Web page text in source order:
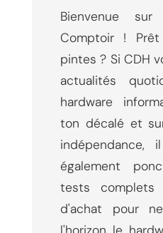
Bienvenue
Comptoir !
pintes ? Si CDH
actualités
hardware
ton décalé et
indépendance,
également
tests
d'achat pour